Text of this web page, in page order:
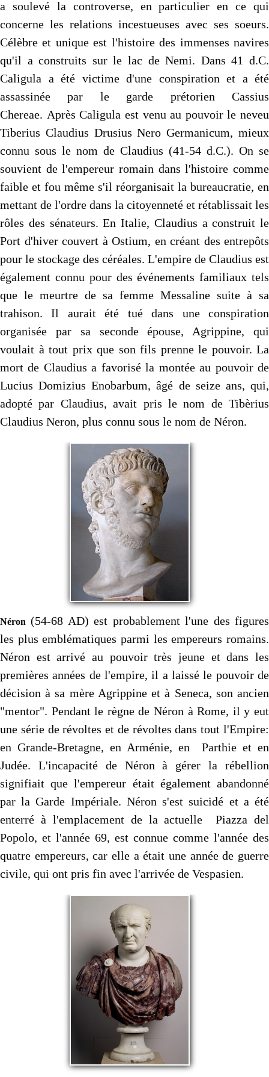
a soulevé la controverse, en particulier en ce qui
concerne les relations incestueuses avec ses soeurs.
Célèbre et unique est l'histoire des immenses navires
qu'il a construits sur le lac de Nemi. Dans 41 d.C.
Caligula a été victime d'une conspiration et a été
assassinée par le garde prétorien Cassius
Chereae. Après Caligula est venu au pouvoir le neveu
Tiberius Claudius Drusius Nero Germanicum, mieux
connu sous le nom de Claudius (41-54 d.C.). On se
souvient de l'empereur romain dans l'histoire comme
faible et fou même s'il réorganisait la bureaucratie, en
mettant de l'ordre dans la citoyenneté et rétablissait les
rôles des sénateurs. En Italie, Claudius a construit le
Port d'hiver couvert à Ostium, en créant des entrepôts
pour le stockage des céréales. L'empire de Claudius est
également connu pour des événements familiaux tels
que le meurtre de sa femme Messaline suite à sa
trahison. Il aurait été tué dans une conspiration
organisée par sa seconde épouse, Agrippine, qui
voulait à tout prix que son fils prenne le pouvoir. La
mort de Claudius a favorisé la montée au pouvoir de
Lucius Domizius Enobarbum, âgé de seize ans, qui,
adopté par Claudius, avait pris le nom de Tibèrius
Claudius Neron, plus connu sous le nom de Néron.
Néron (54-68 AD) est probablement l'une des figures
les plus emblématiques parmi les empereurs romains.
Néron est arrivé au pouvoir très jeune et dans les
premières années de l'empire, il a laissé le pouvoir de
décision à sa mère Agrippine et à Seneca, son ancien
"mentor". Pendant le règne de Néron à Rome, il y eut
une série de révoltes et de révoltes dans tout l'Empire:
en Grande-Bretagne, en Arménie, en Parthie et en
Judée. L'incapacité de Néron à gérer la rébellion
signifiait que l'empereur était également abandonné
par la Garde Impériale. Néron s'est suicidé et a été
enterré à l'emplacement de la actuelle Piazza del
Popolo, et l'année 69, est connue comme l'année des
quatre empereurs, car elle a était une année de guerre
civile, qui ont pris fin avec l'arrivée de Vespasien.